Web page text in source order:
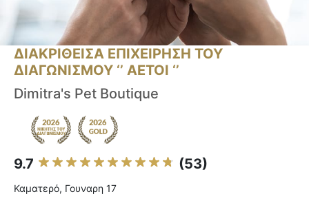
ΔΙΑΚΡΙΘΕΙΣΑ ΕΠΙΧΕΙΡΗΣΗ ΤΟΥ
ΔΙΑΓΩΝΙΣΜΟΥ ‘’ ΑΕΤΟΙ ‘’
Dimitra's Pet Boutique
9.7 (53)
Καματερό, Γουναρη 17